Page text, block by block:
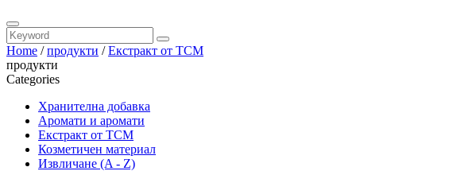
Home /продукти /Екстракт от TCM
продукти
Categories
Хранителна добавка
Аромати и аромати
Екстракт от TCM
Козметичен материал
Извличане (A - Z)